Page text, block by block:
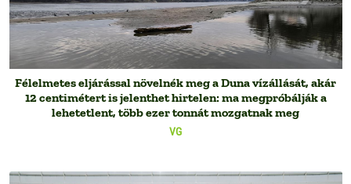
VG
Félelmetes eljárással növelnék meg a Duna vízállását, akár
12 centimétert is jelenthet hirtelen: ma megpróbálják a
lehetetlent, több ezer tonnát mozgatnak meg